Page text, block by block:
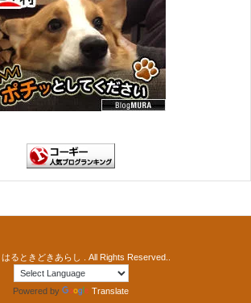
はるときどきあらし . All Rights Reserved..
Powered by Translate